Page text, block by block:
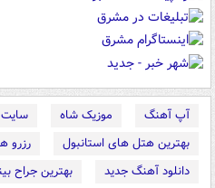
آپ آهنگ موزیک شاه
سایت
بهترین هتل های استانبول
رزرو
دانلود آهنگ جدید
بهترین جراح